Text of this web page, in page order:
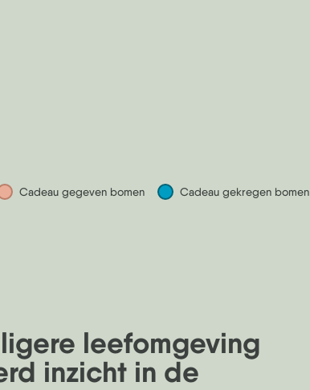
Cadeau gegeven bomen Cadeau gekregen bomen
leefomgeving
inzicht in de